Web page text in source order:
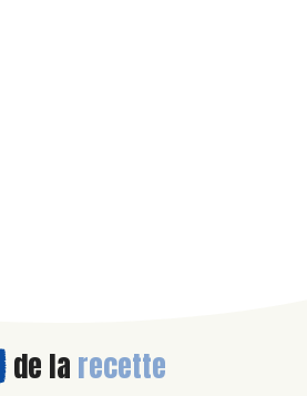
de la recette